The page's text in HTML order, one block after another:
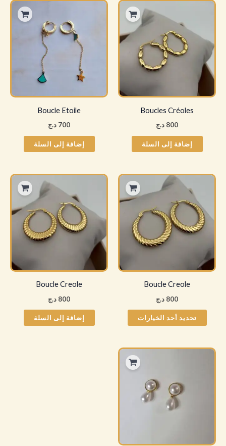
Boucles Créoles
800 د.ج
إضافة إلى السلة
Boucle Etoile
700 د.ج
إضافة إلى السلة
Boucle Creole
800 د.ج
تحديد أحد الخيارات
هناك
العديد
الأشكال
المختلفة
Boucle Creole
800 د.ج
إضافة إلى السلة